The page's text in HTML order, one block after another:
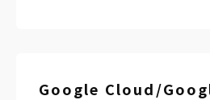
Google Cloud/